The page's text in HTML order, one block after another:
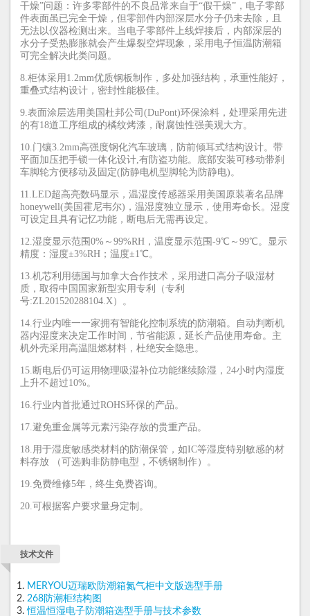
干燥”问题：许多零部件的不良品常来自于“假干燥”，电子零部
件表面虽已完全干燥，但零部件内部深层水分子仍未去除，且
无法以仪器检测出来。当电子零部件上线焊接后，内部深层的
水分子受热膨胀就会产生爆裂空焊现象，采用电子恒温防潮箱
可完全解决此类问题。
8.柜体采用1.2mm优质钢板制作，多处加强结构，承重性能好，
重叠式结构设计，密封性能极佳。
9.表面涂层选用美国杜邦公司(DuPont)环保涂料，处理采用先进
的有18道工序组成的橘纹烤漆，耐腐蚀性强美观大方。
10.门镶3.2mm高强度钢化汽车玻璃，防前倾耳式结构设计。带
平面加压把手锁一体化设计,有防盗功能。底部安装可移动带刹
车脚轮方便移动及固定(防静电机型脚轮为防静电)。
11.LED超高亮数码显示，温湿度传感器采用美国原装著名品牌
honeywell(美国霍尼韦尔)，温湿度独立显示，使用寿命长。湿度
可设定且具有记忆功能，断电后无需再设定。
12.湿度显示范围0%～99%RH，温度显示范围-9℃～99℃。显示
精度：湿度±3%RH；温度±1℃。
13.机芯利用德国与加拿大合作技术，采用进口高分子吸湿材
质，取得中国国家新型实用专利（专利
号:ZL201520288104.X）。
14.行业内唯一一家拥有智能化控制系统的防潮箱。自动判断机
器内湿度来决定工作时间，节省能源，延长产品使用寿命。主
机外壳采用高温阻燃材料，杜绝安全隐患。
15.断电后仍可运用物理吸湿补位功能继续除湿，24小时内湿度
上升不超过10%。
16.行业内首批通过ROHS环保的产品。
17.避免重金属等元素污染存放的贵重产品。
18.用于湿度敏感类材料的防潮保管，如IC等湿度特别敏感的材
料存放 （可选购非防静电型，不锈钢制作）。
19.免费维修5年，终生免费咨询。
20.可根据客户要求量身定制。
技术文件
MERYOU迈瑞欧防潮箱氮气柜中文版选型手册
268防潮柜结构图
恒温恒湿电子防潮箱选型手册与技术参数